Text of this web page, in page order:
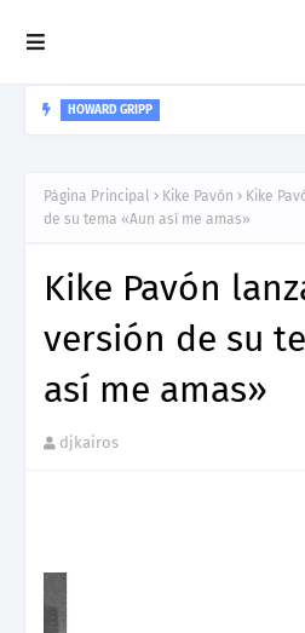
HOWARD GRIPP
Página Principal Kike Pavón
Kike
de su tema «Aun así me amas»
Kike Pavón
versión de su
así me amas»
djkairos